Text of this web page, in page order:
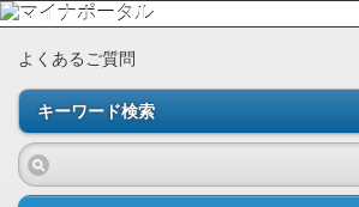
よくあるご質問
キーワード検索